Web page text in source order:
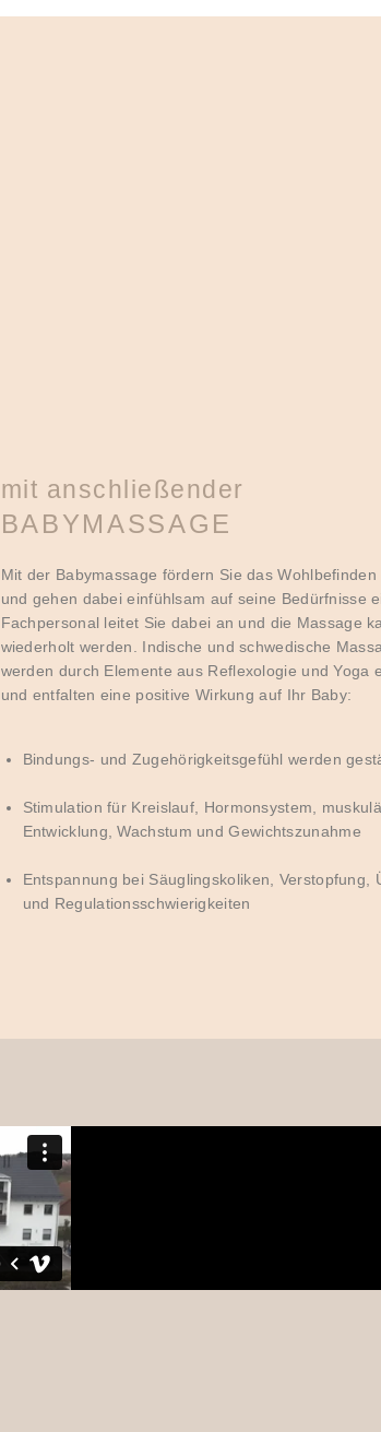
mit anschließender
BABYMASSAGE
Mit der Babymassage fördern Sie das Wohlbefinden
und gehen dabei einfühlsam auf seine Bedürfnisse
Fachpersonal leitet Sie dabei an und die Massage
wiederholt werden. Indische und schwedische
werden durch Elemente aus Reflexologie und Yoga
und entfalten eine positive Wirkung auf Ihr Baby:
Bindungs- und Zugehörigkeitsgefühl werden
Stimulation für Kreislauf, Hormonsystem,
Entwicklung, Wachstum und Gewichtszunahme
Entspannung bei Säuglingskoliken, Verstopfung,
und Regulationsschwierigkeiten